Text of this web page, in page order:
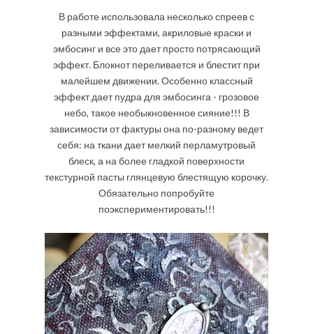
В работе использовала несколько спреев с
разными эффектами, акриловые краски и
эмбосинг и все это дает просто потрясающий
эффект. Блокнот переливается и блестит при
малейшем движении. Особенно классный
эффект дает пудра для эмбосинга - грозовое
небо, такое необыкновенное сияние!!! В
зависимости от фактуры она по-разному ведет
себя: на ткани дает мелкий перламутровый
блеск, а на более гладкой поверхности
текстурной пасты глянцевую блестящую корочку.
Обязательно попробуйте
поэкспериментировать!!!